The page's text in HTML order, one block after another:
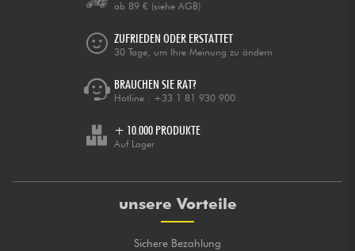
ab 89 € (siehe AGB)
ZUFRIEDEN ODER ERSTATTET
30 Tage, um Ihre Meinung zu ändern
BRAUCHEN SIE RAT?
Hotline : +33 1 81 930 900
+ 10.000 PRODUKTE
Auf Lager
unsere Vorteile
Sichere Bezahlung